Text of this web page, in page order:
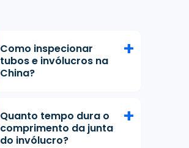
Como inspecionar
tubos e invólucros na
China?
Quanto tempo dura o
comprimento da junta
do invólucro?